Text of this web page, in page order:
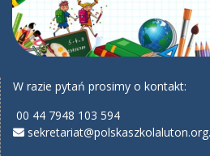
W razie pytań prosimy o kontakt:
00 44 7948 103 594